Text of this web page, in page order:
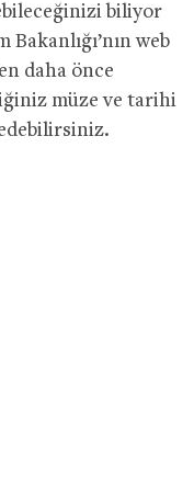
biliyor
web
daha önce
müze ve tarihi